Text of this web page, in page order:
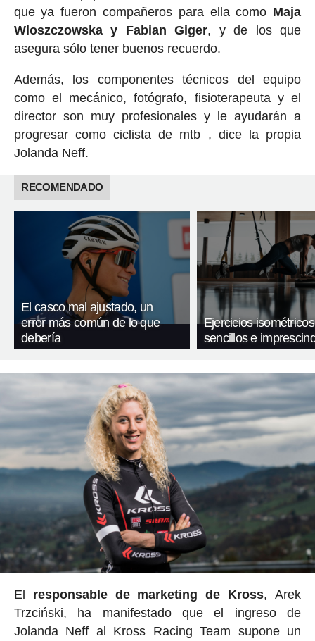
que ya fueron compañeros para ella como Maja
Wloszczowska y Fabian Giger, y de los que
asegura sólo tener buenos recuerdo.
Además, los componentes técnicos del equipo
como el mecánico, fotógrafo, fisioterapeuta y el
director son muy profesionales y le ayudarán a
progresar como ciclista de mtb , dice la propia
Jolanda Neff.
RECOMENDADO
El casco mal ajustado, un
error más común de lo que
debería
Ejercicios
sencillos e
El responsable de marketing de Kross, Arek
Trzciński, ha manifestado que el ingreso de
Jolanda Neff al Kross Racing Team supone un